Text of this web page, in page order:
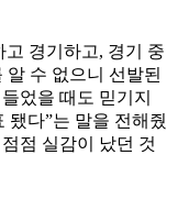
고 경기하고, 경기 중
알 수 없으니 선발된
었을 때도 믿기지
됐다”는 말을 전해줬
점 실감이 났던 것